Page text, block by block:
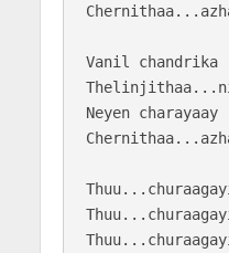
Vanil chandrika
Neyen charayaay